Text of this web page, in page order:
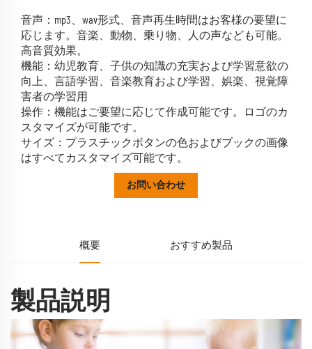
音声：mp3、wav形式、音声再生時間はお客様の要望に
応じます。音楽、動物、乗り物、人の声なども可能。
高音質効果。
機能：幼児教育、子供の知識の充実および学習意欲の
向上、言語学習、音楽教育および学習、娯楽、視覚障
害者の学習用
操作：機能はご要望に応じて作成可能です。ロゴのカ
スタマイズが可能です。
サイズ：プラスチックボタンの色およびブックの画像
はすべてカスタマイズ可能です。
お問い合わせ
概要 おすすめ製品
製品説明